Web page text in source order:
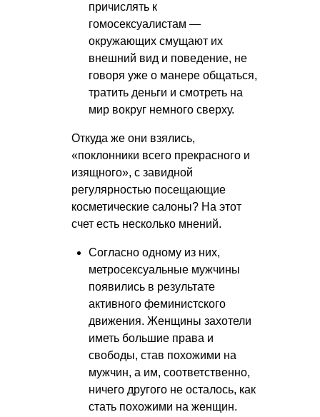
причислять к
гомосексуалистам —
окружающих смущают их
внешний вид и поведение, не
говоря уже о манере общаться,
тратить деньги и смотреть на
мир вокруг немного сверху.
Откуда же они взялись,
«поклонники всего прекрасного и
изящного», с завидной
регулярностью посещающие
косметические салоны? На этот
счет есть несколько мнений.
Согласно одному из них,
метросексуальные мужчины
появились в результате
активного феминистского
движения. Женщины захотели
иметь большие права и
свободы, став похожими на
мужчин, а им, соответственно,
ничего другого не осталось, как
стать похожими на женщин.